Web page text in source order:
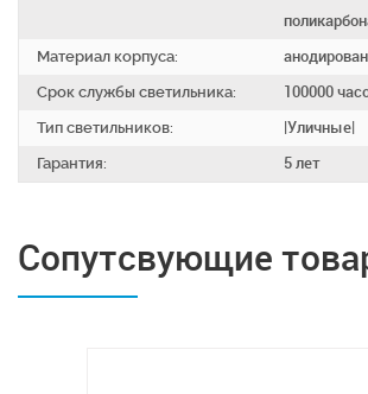
Материал корпуса:
Срок службы светильника:
100000
Тип светильников:
|Уличные|
Гарантия:
5 лет
Сопутсвующие